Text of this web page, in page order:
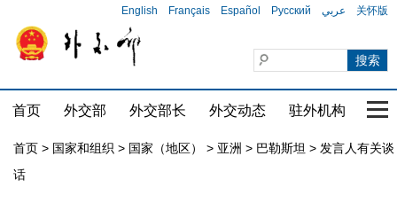
English Français Español Русский عربي 关怀版
首页 外交部 外交部长 外交动态 驻外机构 国
首页 > 国家和组织 > 国家（地区） > 亚洲 > 巴勒斯坦 > 发言人有关谈
话